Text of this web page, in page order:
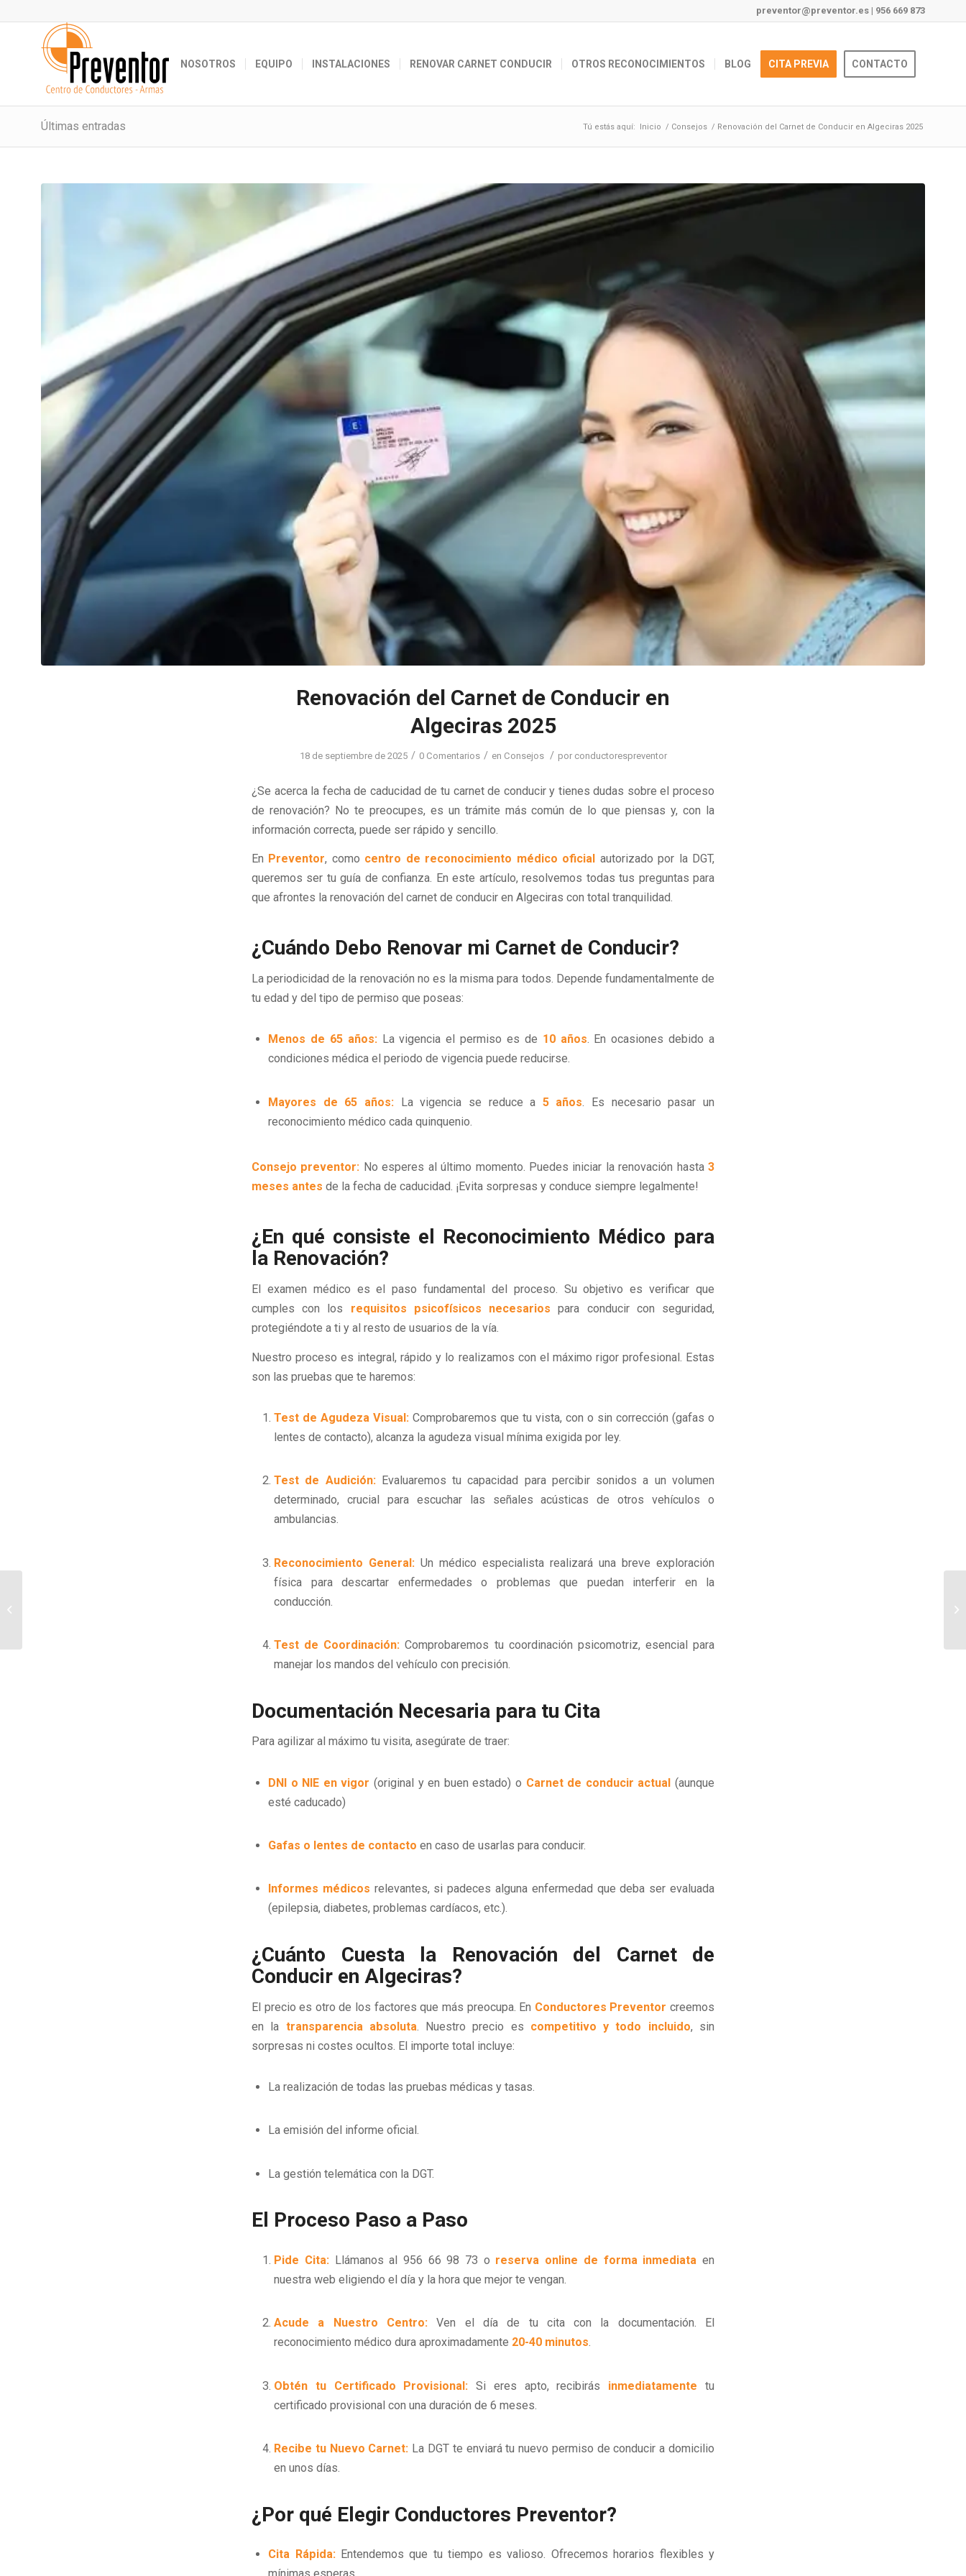
preventor@preventor.es | 956 669 873
NOSOTROS EQUIPO INSTALACIONES RENOVAR CARNET CONDUCIR OTROS RECONOCIMIENTOS BLOG CITA PREVIA CONTACTO
Últimas entradas Tú estás aquí: Inicio / Consejos / Renovación del Carnet de Conducir en Algeciras 2025
Renovación del Carnet de Conducir en
Algeciras 2025
18 de septiembre de 2025 / 0 Comentarios / en Consejos / por conductorespreventor
¿Se acerca la fecha de caducidad de tu carnet de conducir y tienes dudas sobre el proceso
de renovación? No te preocupes, es un trámite más común de lo que piensas y, con la
información correcta, puede ser rápido y sencillo.
En Preventor, como centro de reconocimiento médico oficial autorizado por la DGT,
queremos ser tu guía de confianza. En este artículo, resolvemos todas tus preguntas para
que afrontes la renovación del carnet de conducir en Algeciras con total tranquilidad.
¿Cuándo Debo Renovar mi Carnet de Conducir?
La periodicidad de la renovación no es la misma para todos. Depende fundamentalmente de
tu edad y del tipo de permiso que poseas:
Menos de 65 años:La vigencia el permiso es de 10 años. En ocasiones debido a
condiciones médica el periodo de vigencia puede reducirse.
Mayores de 65 años: La vigencia se reduce a 5 años . Es necesario pasar un
reconocimiento médico cada quinquenio.
Consejo preventor: No esperes al último momento. Puedes iniciar la renovación hasta3
meses antes de la fecha de caducidad. ¡Evita sorpresas y conduce siempre legalmente!
¿En qué consiste el Reconocimiento Médico para
la Renovación?
El examen médico es el paso fundamental del proceso. Su objetivo es verificar que
cumples con los requisitos psicofísicos necesarios para conducir con seguridad,
protegiéndote a ti y al resto de usuarios de la vía.
Nuestro proceso es integral, rápido y lo realizamos con el máximo rigor profesional. Estas
son las pruebas que te haremos:
Test de Agudeza Visual: Comprobaremos que tu vista, con o sin corrección (gafas o
lentes de contacto), alcanza la agudeza visual mínima exigida por ley.
Test de Audición:Evaluaremos tu capacidad para percibir sonidos a un volumen
determinado, crucial para escuchar las señales acústicas de otros vehículos o
ambulancias.
Reconocimiento General: Un médico especialista realizará una breve exploración
física para descartar enfermedades o problemas que puedan interferir en la
conducción.
Test de Coordinación: Comprobaremos tu coordinación psicomotriz, esencial para
manejar los mandos del vehículo con precisión.
Documentación Necesaria para tu Cita
Para agilizar al máximo tu visita, asegúrate de traer:
DNI o NIE en vigor (original y en buen estado) o Carnet de conducir actual (aunque
esté caducado)
Gafas o lentes de contacto en caso de usarlas para conducir.
Informes médicos relevantes, si padeces alguna enfermedad que deba ser evaluada
(epilepsia, diabetes, problemas cardíacos, etc.).
¿Cuánto Cuesta la Renovación del Carnet de
Conducir en Algeciras?
El precio es otro de los factores que más preocupa. En Conductores Preventor creemos
en la transparencia absoluta . Nuestro precio es competitivo y todo incluido, sin
sorpresas ni costes ocultos. El importe total incluye:
La realización de todas las pruebas médicas y tasas.
La emisión del informe oficial.
La gestión telemática con la DGT.
El Proceso Paso a Paso
Pide Cita:Llámanos al 956 66 98 73 o reserva online de forma inmediata en
nuestra web eligiendo el día y la hora que mejor te vengan.
Acude a Nuestro Centro: Ven el día de tu cita con la documentación. El
reconocimiento médico dura aproximadamente 20-40 minutos.
Obtén tu Certificado Provisional: Si eres apto, recibirás inmediatamente tu
certificado provisional con una duración de 6 meses.
Recibe tu Nuevo Carnet: La DGT te enviará tu nuevo permiso de conducir a domicilio
en unos días.
¿Por qué Elegir Conductores Preventor?
Cita Rápida:Entendemos que tu tiempo es valioso. Ofrecemos horarios flexibles y